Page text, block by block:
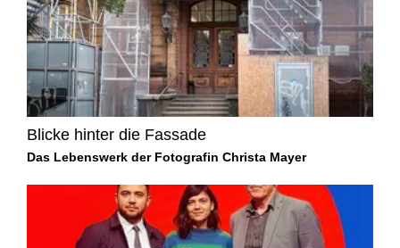
Blicke hinter die Fassade
Das Lebenswerk der Fotografin Christa Mayer